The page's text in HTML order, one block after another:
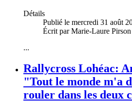
Détails
Publié le mercredi 31 août
Écrit par Marie-Laure Pirson
...
Rallycross Lohéac:
"Tout le monde m'a
rouler dans les deux